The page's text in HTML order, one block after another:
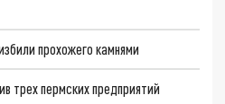
прохожего камнями
трех пермских предприятий